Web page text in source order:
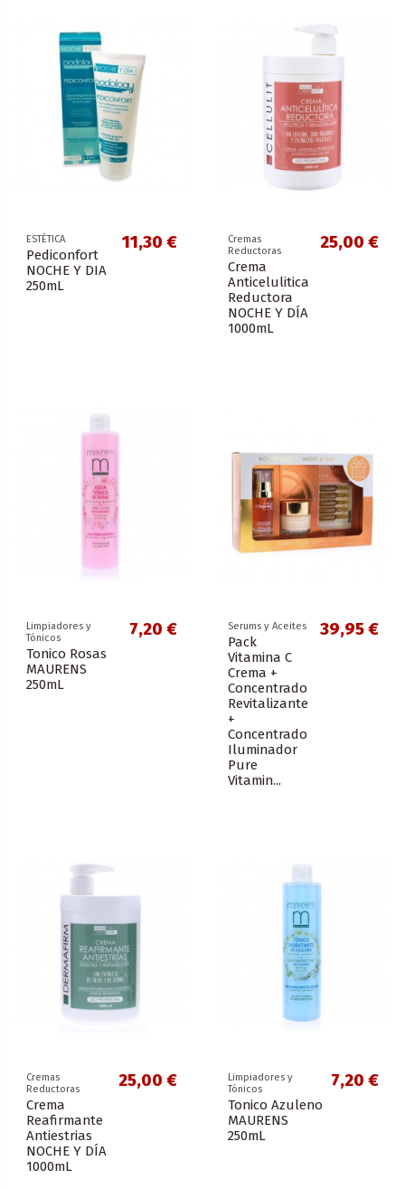
ESTÉTICA
Pediconfort
NOCHE Y DIA
250mL
11,30 €
Cremas
Reductoras
Crema
Anticelulitica
Reductora
NOCHE Y DÍA
1000mL
25,00 €
Limpiadores y
Tónicos
Tonico Rosas
MAURENS
250mL
7,20 € Serums y Aceites
Pack
Vitamina C
Crema +
Concentrado
Revitalizante
+
Concentrado
Iluminador
Pure
Vitamin...
39,95 €
Cremas
Reductoras
Crema
Reafirmante
Antiestrias
NOCHE Y DÍA
1000mL
25,00 €
Limpiadores y
Tónicos
Tonico Azuleno
MAURENS
250mL
7,20 €